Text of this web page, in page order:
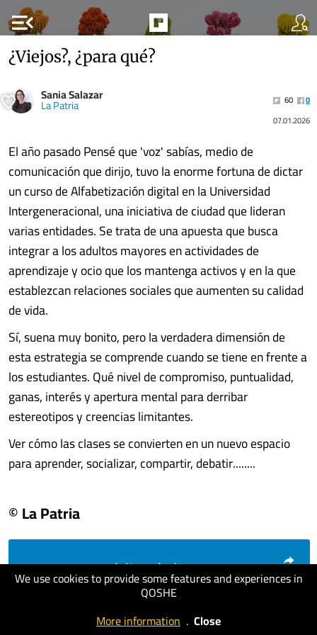
menu_open
We use cookies to provide some features and experiences in
QOSHE
More information . Close
¿Viejos?, ¿para qué?
Sania Salazar
La Patria 60
0
07.01.2026
El año pasado Pensé que 'voz' sabías, medio de
comunicación que dirijo, tuvo la enorme fortuna de dictar
un curso de Alfabetización digital en la Universidad
Intergeneracional, una iniciativa de ciudad que lideran
varias entidades. Se trata de una apuesta que busca
integrar a los adultos mayores en actividades de
aprendizaje y ocio que los mantenga activos y en la que
establezcan relaciones sociales que aumenten su calidad
de vida.
Sí, suena muy bonito, pero la verdadera dimensión de
esta estrategia se comprende cuando se tiene en frente a
los estudiantes. Qué nivel de compromiso, puntualidad,
ganas, interés y apertura mental para derribar
estereotipos y creencias limitantes.
Ver cómo las clases se convierten en un nuevo espacio
para aprender, socializar, compartir, debatir........
© La Patria
visit website